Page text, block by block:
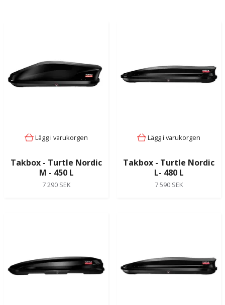
Lägg i varukorgen
Takbox - Turtle Nordic
M - 450 L
7 290 SEK
Lägg i varukorgen
Takbox - Turtle Nordic
L- 480 L
7 590 SEK